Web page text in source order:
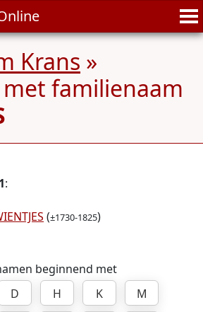
Krans »
familienaam
1:
(±1730-1825)
beginnend met
D H K
M